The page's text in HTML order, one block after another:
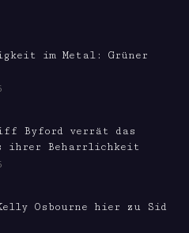
im Metal: Grüner
Byford verrät das
ihrer Beharrlichkeit
Osbourne hier zu Sid